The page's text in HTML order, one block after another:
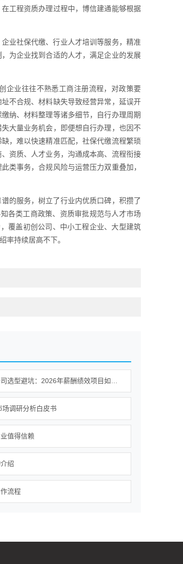
工程资质办理过程中，博信建通能够根据
业社保代缴、行业人才培训等服务，精准
为企业找到合适的人才，满足企业的发展
企业往往不熟悉工商注册流程，对政策要
不合规、材料缺失导致经营异常，延误开
纳、材料整理等诸多细节，自行办理周期
大量业务机会，即便想自行办理，也因不
，难以快速精准匹配，社保代缴流程繁琐
资质、人才业务，沟通成本高、流程衔接
类事务，合规风险与运营压力双重叠加，
的服务，树立了行业内优质口碑，积攒了
各类工商政策、资质审批规范与人才市场
覆盖初创公司、中小工程企业、大型建筑
率持续居高不下。
场调研分析白皮书
值得信赖
绍
流程